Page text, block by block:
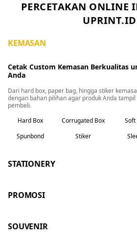
Klik
PERCETAKAN ONLINE
UPRINT.ID
KEMASAN
Cetak Custom Kemasan Berkualitas
Anda
Dari hard box, paper bag, hingga stiker
dengan bahan pilihan agar produk Anda
pembeli.
Hard Box
Corrugated Box Soft
Spunbond
Stiker
STATIONERY
PROMOSI
SOUVENIR